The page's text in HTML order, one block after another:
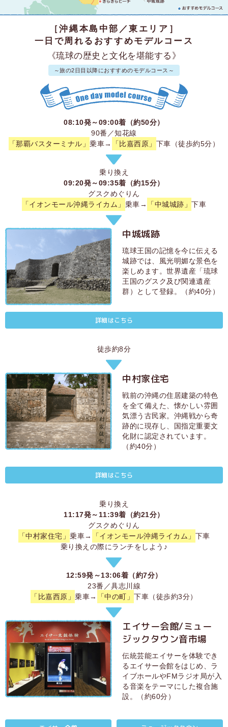
［沖縄本島中部／東エリア］
一日で周れるおすすめモデルコース
《琉球の歴史と文化を堪能する》
～旅の2日目以降におすすめのモデルコース～
08:10発～09:00着（約50分）
90番／知花線
「那覇バスターミナル」乗車→ 「比嘉西原」 下車（徒歩約5分）
乗り換え
09:20発～09:35着（約15分）
グスクめぐりん
「イオンモール沖縄ライカム」 乗車→ 「中城城跡」下車
中城城跡
琉球王国の記憶を今に伝える
城跡では、風光明媚な景色を
楽しめます。世界遺産「琉球
王国のグスク及び関連遺産
群）として登録。（約40分）
詳細はこちら
徒歩約8分
中村家住宅
戦前の沖縄の住居建築の特色
を全て備えた、懐かしい雰囲
気漂う古民家。沖縄戦から奇
跡的に現存し、国指定重要文
化財に認定されています。
（約40分）
詳細はこちら
乗り換え
11:17発～11:39着（約21分）
グスクめぐりん
「中村家住宅」 乗車→ 「イオンモール沖縄ライカム」 下車
乗り換えの際にランチをしよう♪
12:59発～13:06着（約7分）
23番／具志川線
「比嘉西原」乗車→ 「中の町」下車（徒歩約3分）
エイサー会館/ミュー
ジックタウン音市場
伝統芸能エイサーを体験でき
るエイサー会館をはじめ、ラ
イブホールやFMラジオ局が入
る音楽をテーマにした複合施
設。（約60分）